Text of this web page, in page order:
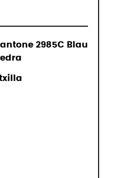
2985C Blau